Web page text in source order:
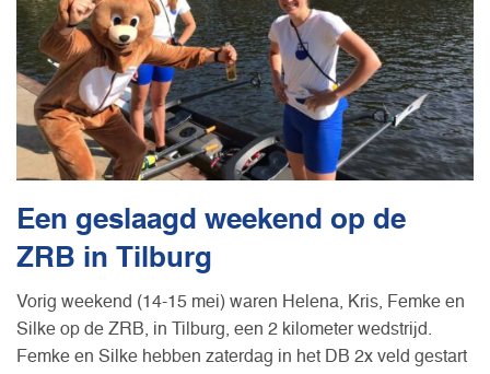
Een geslaagd weekend op de
ZRB in Tilburg
Vorig weekend (14-15 mei) waren Helena, Kris, Femke en
Silke op de ZRB, in Tilburg, een 2 kilometer wedstrijd.
Femke en Silke hebben zaterdag in het DB 2x veld gestart